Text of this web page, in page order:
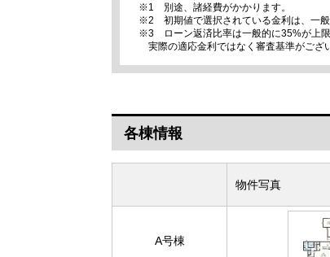
※1 別途、諸経費がかかります。
※2 初期値で選択されている金利は、一般
※3 ローン返済比率は一般的に35%が上限
実際の適応金利ではなく審査基準がござ
各棟情報
物件写真
A号棟